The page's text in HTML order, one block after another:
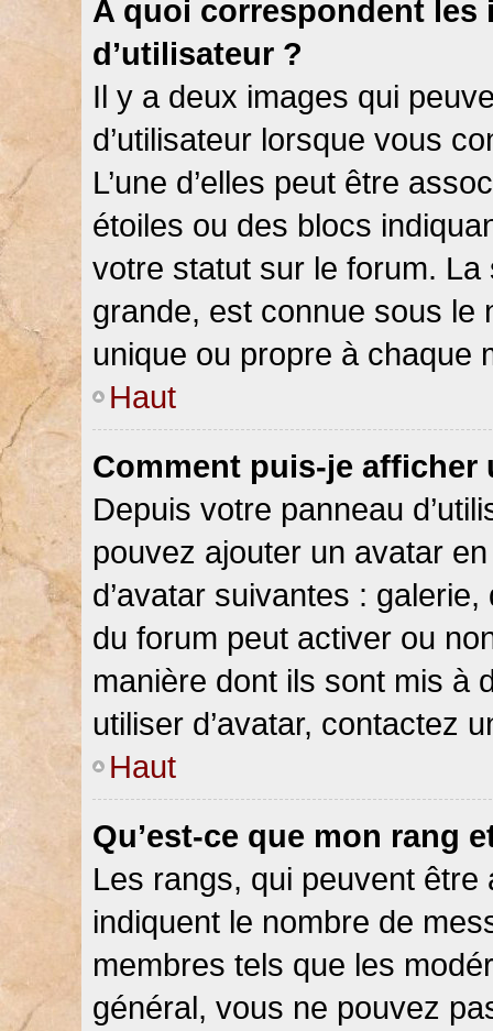
A quoi correspondent les
d’utilisateur ?
Il y a deux images qui
d’utilisateur lorsque vous
L’une d’elles peut être
étoiles ou des blocs
votre statut sur le forum.
grande, est connue sous le
unique ou propre à chaque
Haut
Comment puis-je afficher
Depuis votre panneau
pouvez ajouter un avatar
d’avatar suivantes :
du forum peut activer ou
manière dont ils sont mis à
utiliser d’avatar, contactez
Haut
Qu’est-ce que mon rang
Les rangs, qui peuvent être
indiquent le nombre de
membres tels que les
général, vous ne pouvez